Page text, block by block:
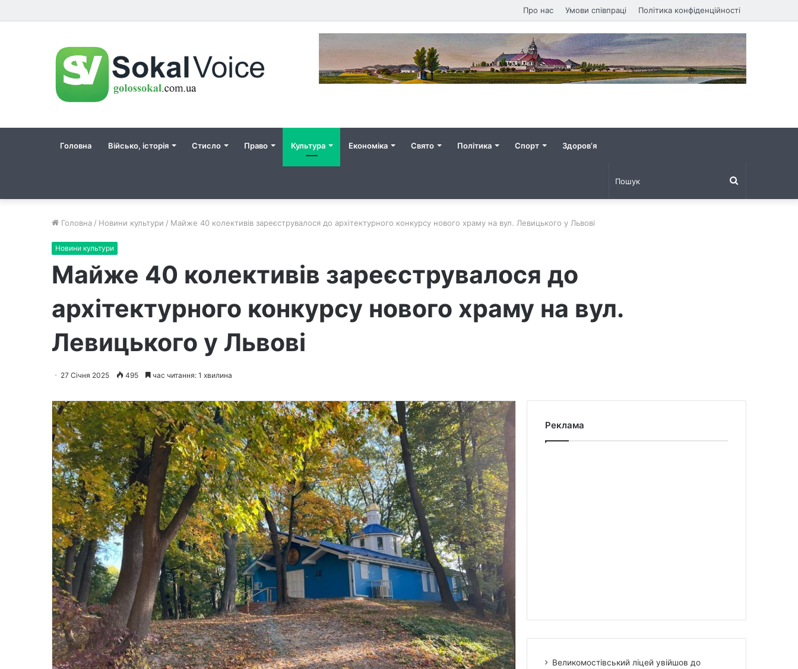
Про нас Умови співпраці Політика конфіденційності
Головна Військо, історія Стисло Право Культура Економіка Свято Політика Спорт Здоров’я
Головна / Новини культури / Майже 40 колективів зареєструвалося до архітектурного конкурсу нового храму на вул. Левицького у Львові
Новини культури
Майже 40 колективів зареєструвалося до
архітектурного конкурсу нового храму на вул.
Левицького у Львові
27 Січня 2025 495 час читання: 1 хвилина
Реклама
Великомостівський ліцей увійшов до